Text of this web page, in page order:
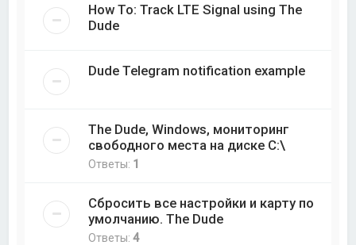
How To: Track LTE Signal using The
Dude
Dude Telegram notification example
The Dude, Windows, мониторинг
свободного места на диске C:\
Ответы: 1
Сбросить все настройки и карту по
умолчанию. The Dude
Ответы:4